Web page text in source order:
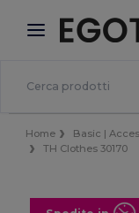
× App
Prezzi
Home Basic |
TH Clothes 30170